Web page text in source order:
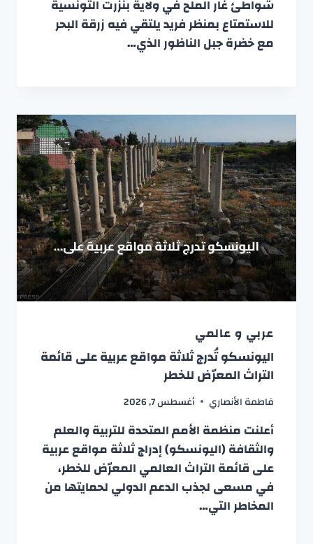
شواطئ غار الملح في ولاية بنزرت التونسية
للاستمتاع بمنظر فريد يلتقي فيه زرقة البحر
مع خضرة جبل الناظور الذي…
عربي و عالمي
اليونسكو تُدرج ثلاثة مواقع عربية على قائمة
التراث المعرّض للخطر
فاطمة الأنصاري أغسطس 7, 2026
أعلنت منظمة الأمم المتحدة للتربية والعلم
والثقافة (اليونسكو) إدراج ثلاثة مواقع عربية
على قائمة التراث العالمي المعرّض للخطر،
في مسعى لجذب الدعم الدولي لحمايتها من
المخاطر التي…